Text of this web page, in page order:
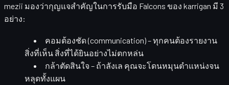
mezii มองว่ากุญแจสำคัญในการรับมือ Falcons ของ karrigan มี 3
อย่าง:
คอมต้องชัด (communication)– ทุกคนต้องรายงาน
สิ่งที่เห็น สิ่งที่ได้ยินอย่างไม่ตกหล่น
กล้าตัดสินใจ – ถ้าลังเล คุณจะโดนหมุนตำแหน่งจน
หลุดทั้งแผน